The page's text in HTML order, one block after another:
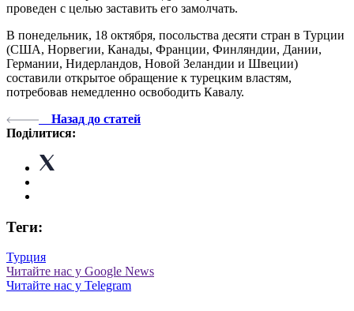
проведен с целью заставить его замолчать.
В понедельник, 18 октября, посольства десяти стран в Турции
(США, Норвегии, Канады, Франции, Финляндии, Дании,
Германии, Нидерландов, Новой Зеландии и Швеции)
составили открытое обращение к турецким властям,
потребовав немедленно освободить Кавалу.
Назад до статей
Поділитися:
Теги:
Турция
Читайте нас у Google News
Читайте нас у Telegram